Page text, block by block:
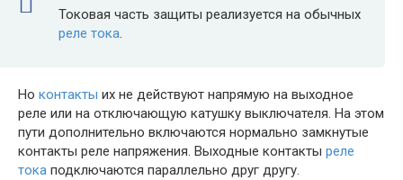
Токовая часть защиты реализуется на обычных
реле тока.
Но контакты их не действуют напрямую на выходное
реле или на отключающую катушку выключателя. На этом
пути дополнительно включаются нормально замкнутые
контакты реле напряжения. Выходные контакты реле
тока подключаются параллельно друг другу.